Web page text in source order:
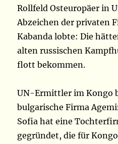
Rollfeld Osteuropäer in
Abzeichen der privaten
Kabanda lobte: Die
alten russischen
flott bekommen.
UN-Ermittler im Kongo
bulgarische Firma
Sofia hat eine
gegründet, die für